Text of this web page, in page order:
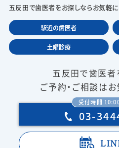
五反田で歯医者をお探しならお気軽に
駅近の歯医者
土曜診療
五反田で歯医者
ご予約・ご相談は
受付時間
03-